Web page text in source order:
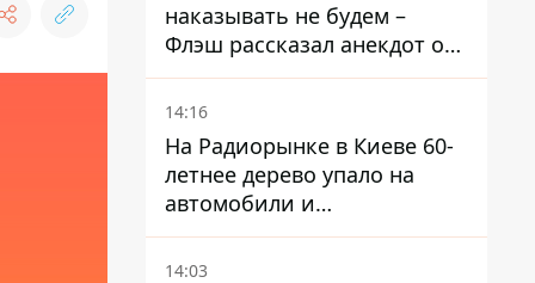
наказывать не будем –
Флэш рассказал анекдот о
незаменимой работе
связистов на фронте
14:16
На Радиорынке в Киеве 60-
летнее дерево упало на
автомобили и
травмировало человека -
подробности
14:03